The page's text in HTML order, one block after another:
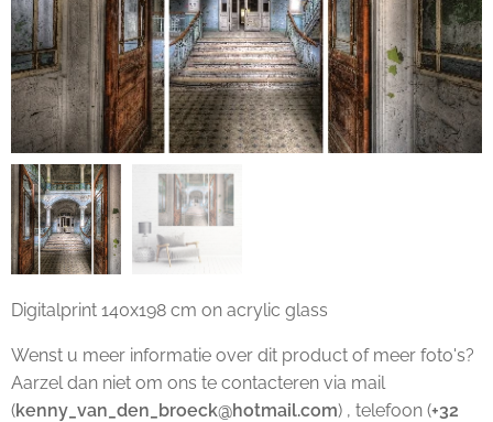
Digitalprint 140x198 cm on acrylic glass
Wenst u meer informatie over dit product of meer foto's?
Aarzel dan niet om ons te contacteren via mail
(kenny_van_den_broeck@hotmail.com) , telefoon (+32